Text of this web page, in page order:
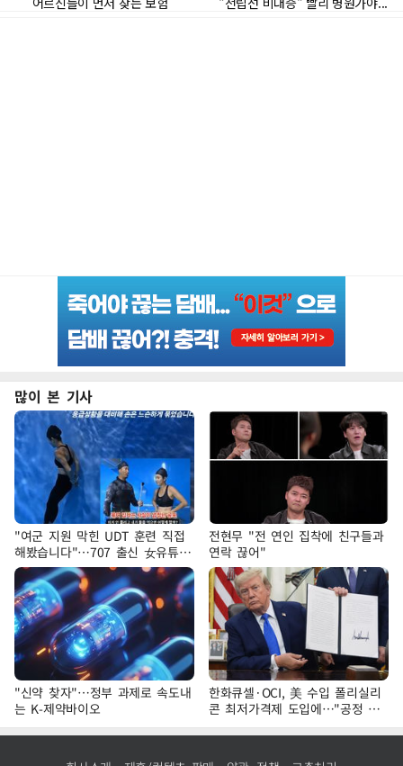
많이 본 기사
"여군 지원 막힌 UDT 훈련 직접
해봤습니다"…707 출신 女유튜버
'완벽 소화'
전현무 "전 연인 집착에 친구들과
연락 끊어"
"신약 찾자"…정부 과제로 속도내
는 K-제약바이오
한화큐셀·OCI, 美 수입 폴리실리
콘 최저가격제 도입에…"공정 경
쟁·수익성 개선 환영"